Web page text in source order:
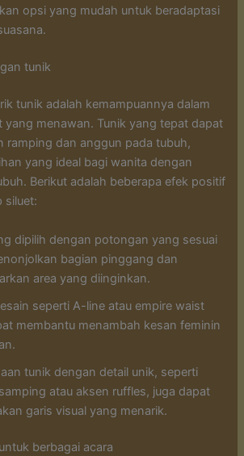
opsi yang mudah untuk beradaptasi
tunik
tunik adalah kemampuannya dalam
yang menawan. Tunik yang tepat dapat
ramping dan anggun pada tubuh,
yang ideal bagi wanita dengan
Berikut adalah beberapa efek positif
siluet:
dipilih dengan potongan yang sesuai
bagian pinggang dan
area yang diinginkan.
seperti A-line atau empire waist
membantu menambah kesan feminin
tunik dengan detail unik, seperti
atau aksen ruffles, juga dapat
garis visual yang menarik.
berbagai acara